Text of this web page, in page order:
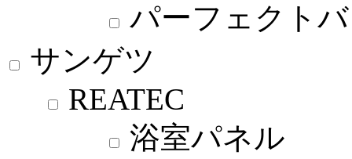
パーフェクト
サンゲツ
REATEC
浴室パネル